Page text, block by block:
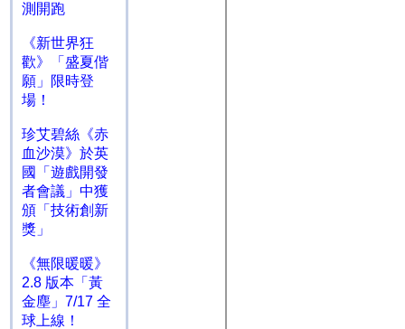
測開跑
《新世界狂
歡》「盛夏偕
願」限時登
場！
珍艾碧絲《赤
血沙漠》於英
國「遊戲開發
者會議」中獲
頒「技術創新
獎」
《無限暖暖》
2.8 版本「黃
金塵」7/17 全
球上線！